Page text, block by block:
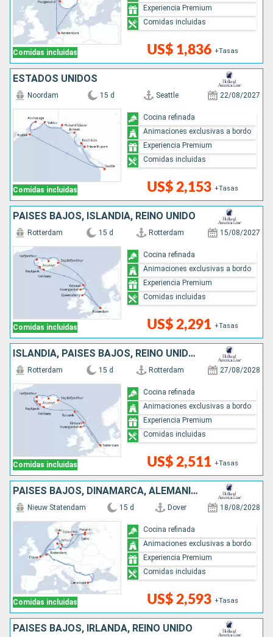
Comidas incluidas US$ 1,836 +Tasas
Experiencia Premium
Comidas incluidas
ESTADOS UNIDOS
Comidas incluidas
Noordam 15 d Seattle 22/08/2027
US$ 2,153 +Tasas
Cocina refinada
Animaciones exclusivas a bordo
Experiencia Premium
Comidas incluidas
PAISES BAJOS, ISLANDIA, REINO UNIDO
Comidas incluidas
Rotterdam 15 d Rotterdam 15/08/2027
US$ 2,291 +Tasas
Cocina refinada
Animaciones exclusivas a bordo
Experiencia Premium
Comidas incluidas
ISLANDIA, PAISES BAJOS, REINO UNIDO, DINAMARCA
Comidas incluidas
Rotterdam 15 d Rotterdam 27/08/2028
US$ 2,511 +Tasas
Cocina refinada
Animaciones exclusivas a bordo
Experiencia Premium
Comidas incluidas
PAISES BAJOS, DINAMARCA, ALEMANIA, ESTONIA, FINLANDIA, SUECIA, TURQUÍA, NORUEGA, REINO UNIDO
Comidas incluidas
Nieuw Statendam 15 d Dover 18/08/2028
US$ 2,593 +Tasas
Cocina refinada
Animaciones exclusivas a bordo
Experiencia Premium
Comidas incluidas
PAISES BAJOS, IRLANDA, REINO UNIDO